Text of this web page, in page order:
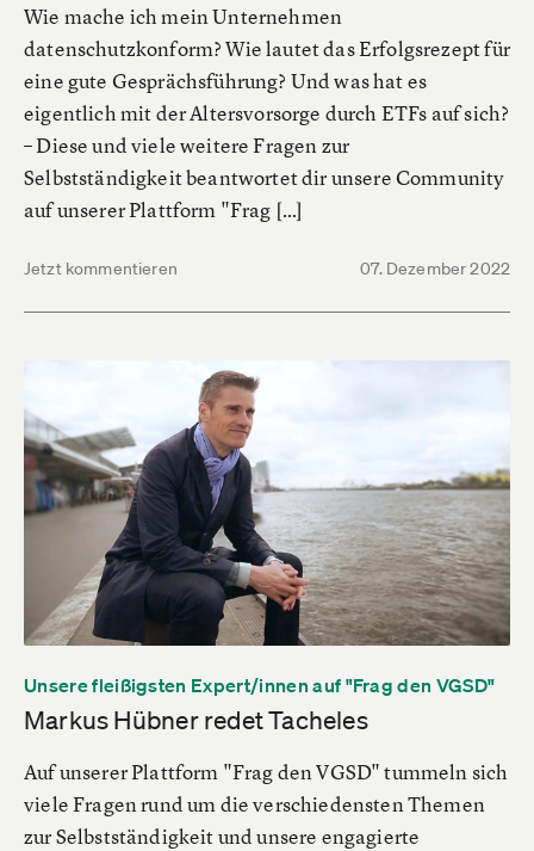
Wie mache ich mein Unternehmen
datenschutzkonform? Wie lautet das Erfolgsrezept für
eine gute Gesprächsführung? Und was hat es
eigentlich mit der Altersvorsorge durch ETFs auf sich?
– Diese und viele weitere Fragen zur
Selbstständigkeit beantwortet dir unsere Community
auf unserer Plattform "Frag […]
Jetzt kommentieren 07. Dezember 2022
Unsere fleißigsten Expert/innen auf "Frag den VGSD"
Markus Hübner redet Tacheles
Auf unserer Plattform "Frag den VGSD" tummeln sich
viele Fragen rund um die verschiedensten Themen
zur Selbstständigkeit und unsere engagierte